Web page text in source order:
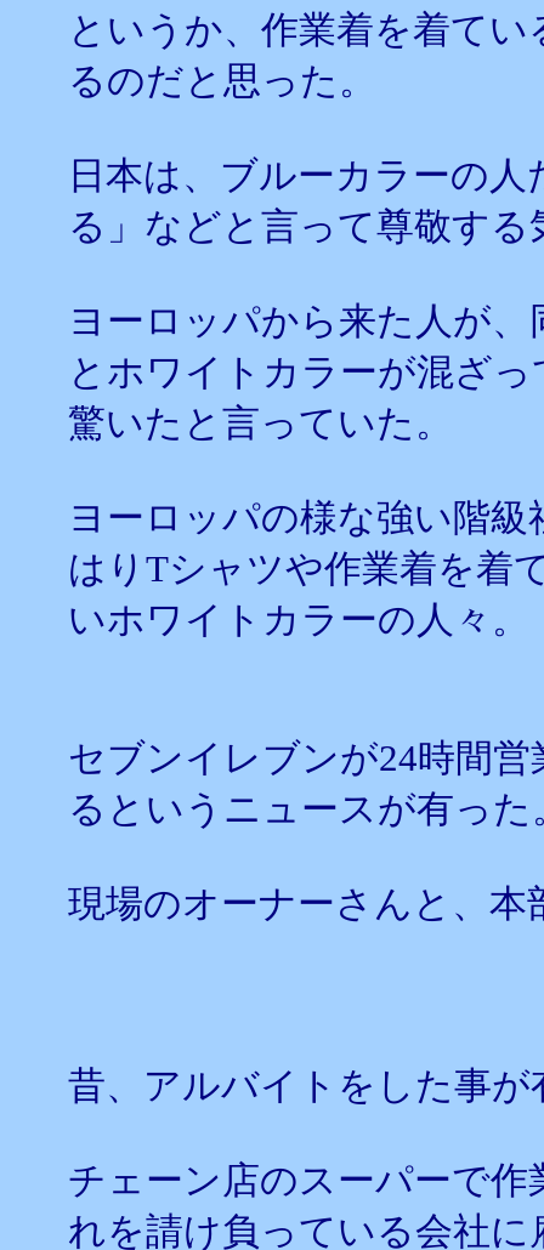
というか、作業着を着て
るのだと思った。
日本は、ブルーカラーの
る」などと言って尊敬す
ヨーロッパから来た人が
とホワイトカラーが混ざ
驚いたと言っていた。
ヨーロッパの様な強い階
はりTシャツや作業着を着
いホワイトカラーの人々。
セブンイレブンが24時間
るというニュースが有った
現場のオーナーさんと、
昔、アルバイトをした事が
チェーン店のスーパーで
れを請け負っている会社